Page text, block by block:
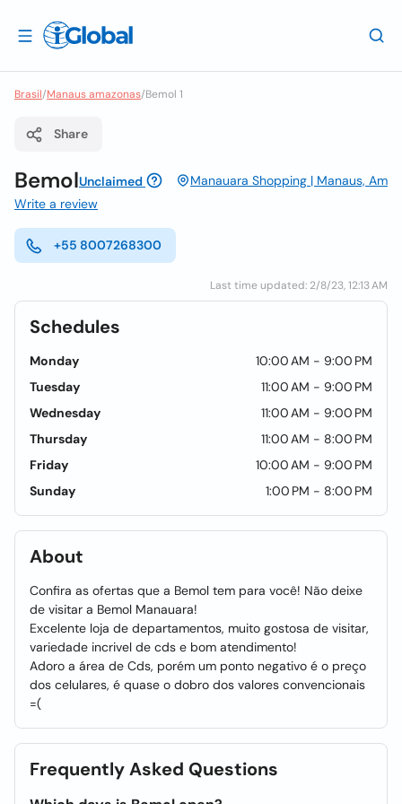
Brasil/Manaus amazonas/Bemol 1
Share
BemolUnclaimed
Manauara Shopping | Manaus, Am
Write a review
+55 8007268300
Last time updated: 2/8/23, 12:13 AM
Schedules
Monday
10:00 AM - 9:00 PM
Tuesday
11:00 AM - 9:00 PM
Wednesday
11:00 AM - 9:00 PM
Thursday
11:00 AM - 8:00 PM
Friday
10:00 AM - 9:00 PM
Sunday
1:00 PM - 8:00 PM
About
Confira as ofertas que a Bemol tem para você! Não deixe
de visitar a Bemol Manauara!
Excelente loja de departamentos, muito gostosa de visitar,
variedade incrivel de cds e bom atendimento!
Adoro a área de Cds, porém um ponto negativo é o preço
dos celulares, é quase o dobro dos valores convencionais
=(
Frequently Asked Questions